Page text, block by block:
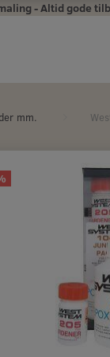
- Altid gode
mm.